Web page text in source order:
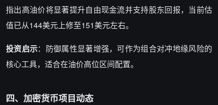
指出高油价将显著提升自由现金流并支持股东回报，当前估
值已从144美元上修至151美元左右。
投资启示：防御属性显著增强，可作为组合对冲地缘风险的
核心工具，适合在油价高位区间配置。
四、加密货币项目动态